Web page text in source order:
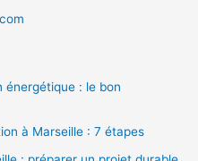
énergétique : le bon
à Marseille : 7 étapes